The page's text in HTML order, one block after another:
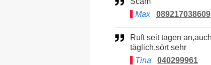
Max
089217038609
Ruft seit tagen an,auch mehrmals
täglich,sört sehr
Tina
040299961